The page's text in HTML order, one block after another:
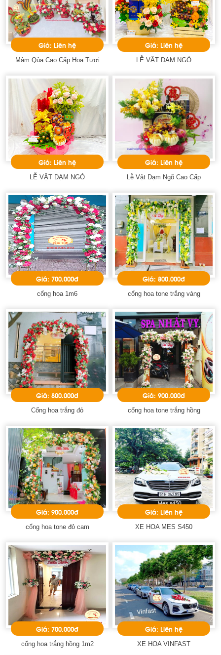
Giá: Liên hệ
Mâm Qủa Cao Cấp Hoa Tươi
Giá: Liên hệ
LỄ VẬT DẠM NGỎ
Giá: Liên hệ
LỄ VẬT DẠM NGỎ
Giá: Liên hệ
Lễ Vật Dạm Ngõ Cao Cấp
Giá: 700.000đ
cổng hoa 1m6
Giá: 800.000đ
cổng hoa tone trắng vàng
Giá: 800.000đ
Cổng hoa trắng đỏ
Giá: 900.000đ
cổng hoa tone trắng hồng
Giá: 900.000đ
cổng hoa tone đỏ cam
Giá: Liên hệ
XE HOA MES S450
Giá: 700.000đ
cổng hoa trắng hồng 1m2
Giá: Liên hệ
XE HOA VINFAST